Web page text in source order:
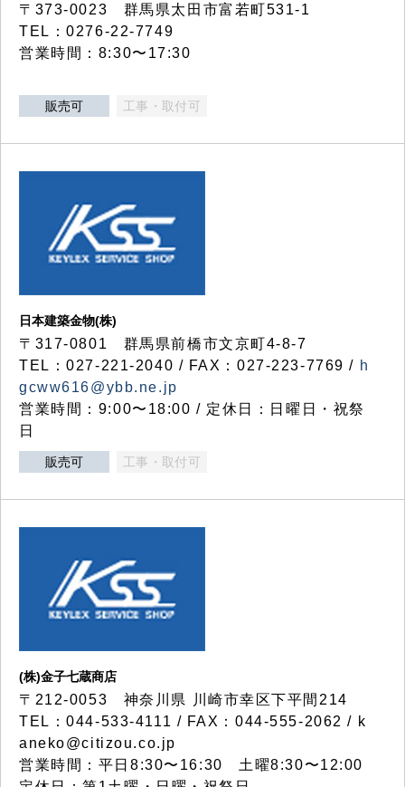
〒373-0023 群馬県太田市富若町531-1
TEL：0276-22-7749
営業時間：8:30〜17:30
販売可 工事・取付可
日本建築金物(株)
〒317‐0801 群馬県前橋市文京町4-8-7
TEL：027-221-2040 / FAX：027-223-7769 / h
gcww616@ybb.ne.jp
営業時間：9:00〜18:00 / 定休日：日曜日・祝祭
日
販売可 工事・取付可
(株)金子七蔵商店
〒212-0053 神奈川県 川崎市幸区下平間214
TEL：044-533-4111 / FAX：044-555-2062 / k
aneko@citizou.co.jp
営業時間：平日8:30〜16:30 土曜8:30〜12:00